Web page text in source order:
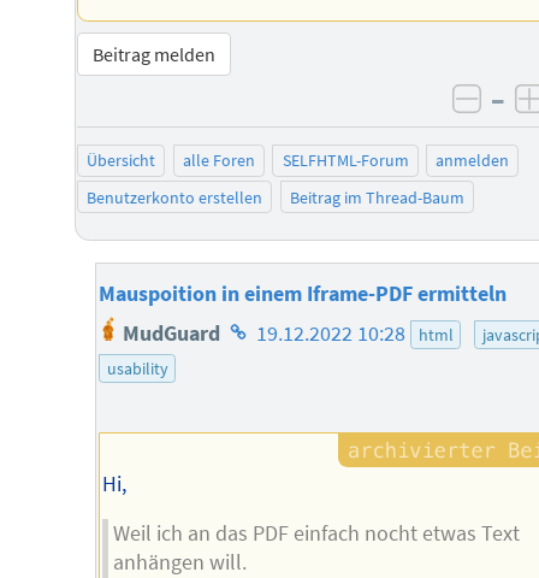
Beitrag melden
–
Übersicht alle Foren SELFHTML-Forum
anmelden
Benutzerkonto erstellen
Beitrag im Thread-Baum
Mauspoition in einem Iframe-PDF ermitteln
MudGuard Homepage
19.12.2022 10:28 html
usability
Hi,
Weil ich an das PDF einfach nocht etwas Text
anhängen will.